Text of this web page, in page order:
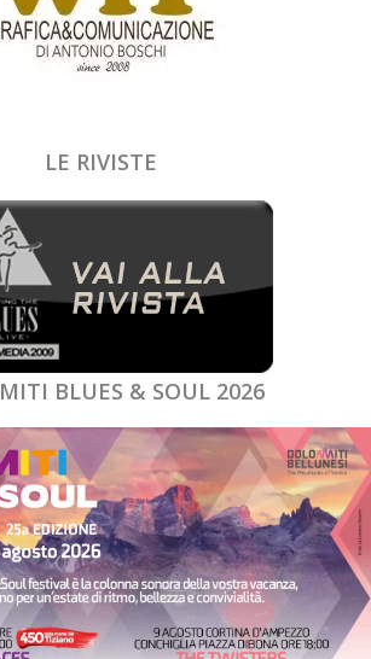
LE RIVISTE
BLUES & SOUL 2026